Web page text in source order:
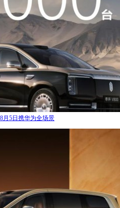
月5日携华为全场景